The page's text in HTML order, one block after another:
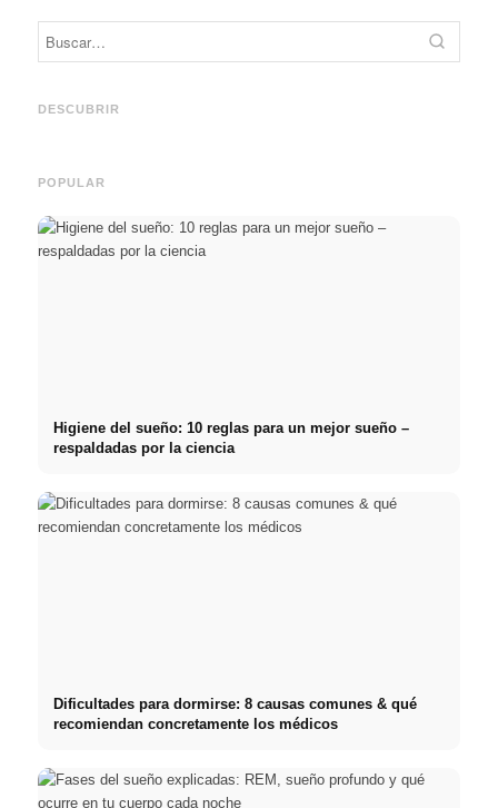
DESCUBRIR
Práctica profesional en
y el camino directo hacia la
Financiar los estudios en
POPULAR
Higiene del sueño: 10 reglas para un mejor sueño –
respaldadas por la ciencia
Dificultades para dormirse: 8 causas comunes & qué
recomiendan concretamente los médicos